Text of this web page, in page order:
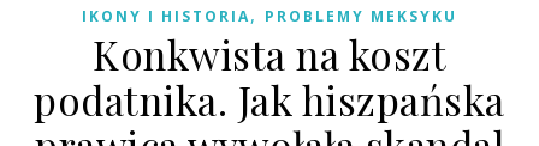
IKONY I HISTORIA, PROBLEMY MEKSYKU
Konkwista na koszt
podatnika. Jak hiszpańska